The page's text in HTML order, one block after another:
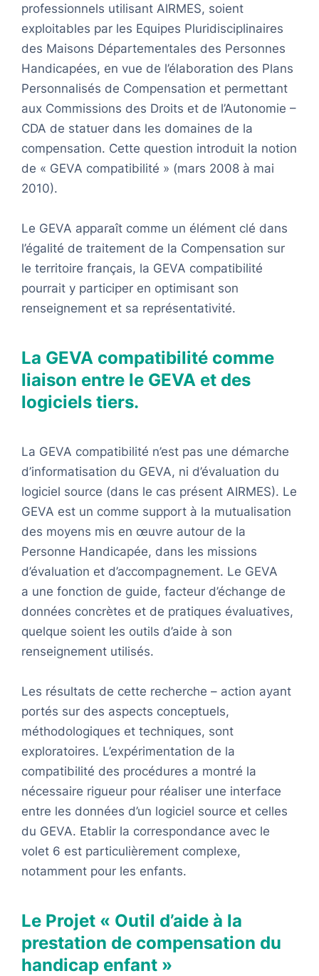
professionnels utilisant AIRMES, soient
exploitables par les Equipes Pluridisciplinaires
des Maisons Départementales des Personnes
Handicapées, en vue de l’élaboration des Plans
Personnalisés de Compensation et permettant
aux Commissions des Droits et de l’Autonomie –
CDA de statuer dans les domaines de la
compensation. Cette question introduit la notion
de « GEVA compatibilité » (mars 2008 à mai
2010).
Le GEVA apparaît comme un élément clé dans
l’égalité de traitement de la Compensation sur
le territoire français, la GEVA compatibilité
pourrait y participer en optimisant son
renseignement et sa représentativité.
La GEVA compatibilité comme
liaison entre le GEVA et des
logiciels tiers.
La GEVA compatibilité n’est pas une démarche
d’informatisation du GEVA, ni d’évaluation du
logiciel source (dans le cas présent AIRMES). Le
GEVA est un comme support à la mutualisation
des moyens mis en œuvre autour de la
Personne Handicapée, dans les missions
d’évaluation et d’accompagnement. Le GEVA
a une fonction de guide, facteur d’échange de
données concrètes et de pratiques évaluatives,
quelque soient les outils d’aide à son
renseignement utilisés.
Les résultats de cette recherche – action ayant
portés sur des aspects conceptuels,
méthodologiques et techniques, sont
exploratoires. L’expérimentation de la
compatibilité des procédures a montré la
nécessaire rigueur pour réaliser une interface
entre les données d’un logiciel source et celles
du GEVA. Etablir la correspondance avec le
volet 6 est particulièrement complexe,
notamment pour les enfants.
Le Projet « Outil d’aide à la
prestation de compensation du
handicap enfant »